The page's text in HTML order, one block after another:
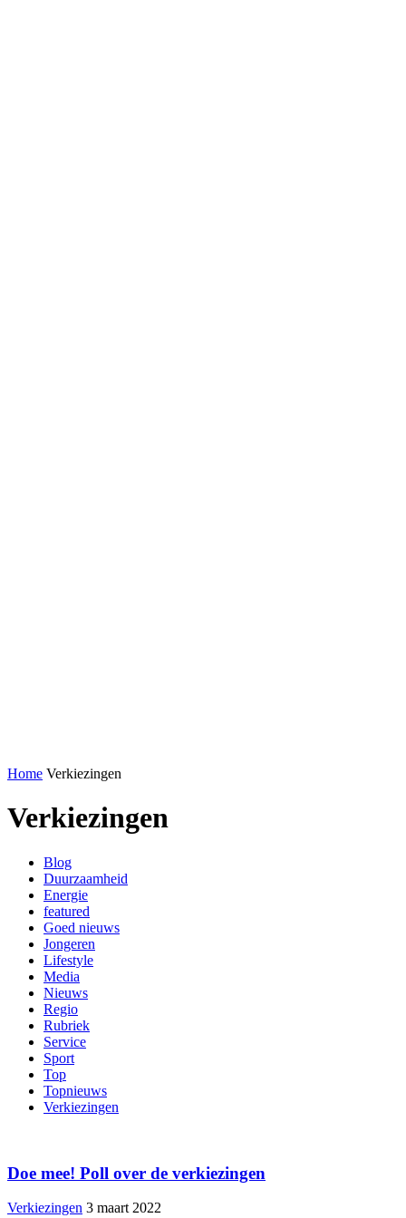
Home Verkiezingen
Verkiezingen
Blog
Duurzaamheid
Energie
featured
Goed nieuws
Jongeren
Lifestyle
Media
Nieuws
Regio
Rubriek
Service
Sport
Top
Topnieuws
Verkiezingen
Doe mee! Poll over de verkiezingen
Verkiezingen 3 maart 2022